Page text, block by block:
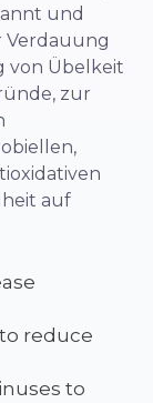
und
Verdauung
von Übelkeit
zur
auf
reduce
to